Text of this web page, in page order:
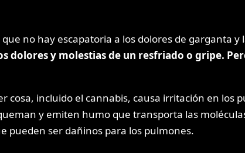
no hay escapatoria a los dolores de garganta y
y molestias de un resfriado o gripe.
incluido el cannabis, causa irritación en los
y emiten humo que transporta las
pueden ser dañinos para los pulmones.